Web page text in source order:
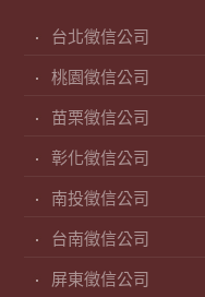
台北徵信公司
桃園徵信公司
苗栗徵信公司
彰化徵信公司
南投徵信公司
台南徵信公司
屏東徵信公司